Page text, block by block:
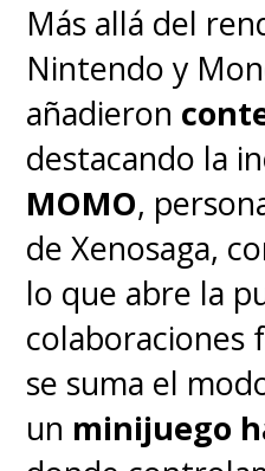
encuentra en
indeterminado
El Mundo entre
donde quiera
haber hecho
con la
envejecimiento.
no resiste el
Más allá del
Nintendo y
añadieron
destacando la
MOMO,
de Xenosaga,
lo que abre la
colaboraciones
se suma el
un minijuego